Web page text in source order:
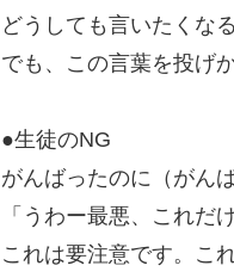
どうしても言いたくな
でも、この言葉を投げ
●生徒のNG
がんばったのに（がん
「うわー最悪、これだ
これは要注意です。こ